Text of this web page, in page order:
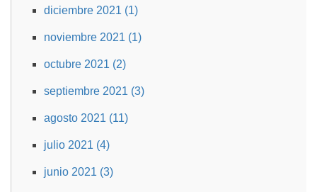
diciembre 2021 (1)
noviembre 2021 (1)
octubre 2021 (2)
septiembre 2021 (3)
agosto 2021 (11)
julio 2021 (4)
junio 2021 (3)